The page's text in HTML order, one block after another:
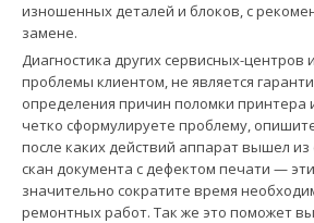
изношенных деталей и блоков, с
замене.
Диагностика других сервисных-центров
проблемы клиентом, не является
определения причин поломки принтера
четко сформулируете проблему,
после каких действий аппарат вышел из
скан документа с дефектом печати —
значительно сократите время
ремонтных работ. Так же это поможет